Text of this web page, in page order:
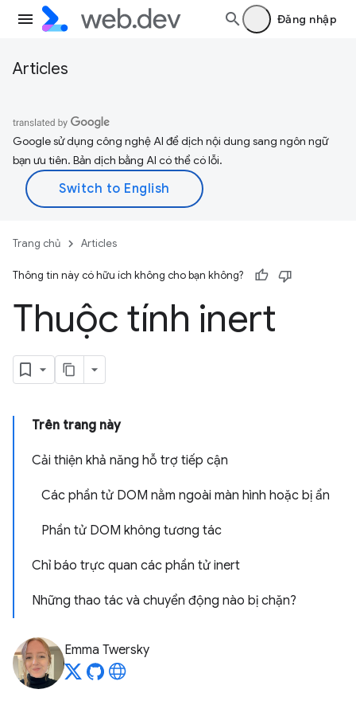
Đăng nhập
Articles
Google sử dụng công nghệ AI để dịch nội dung sang ngôn ngữ
bạn ưu tiên. Bản dịch bằng AI có thể có lỗi.
Trang chủ Articles
Thông tin này có hữu ích không cho bạn không?
Thuộc tính inert
Trên trang này
Cải thiện khả năng hỗ trợ tiếp cận
Các phần tử DOM nằm ngoài màn hình hoặc bị ẩn
Phần tử DOM không tương tác
Chỉ báo trực quan các phần tử inert
Những thao tác và chuyển động nào bị chặn?
Emma Twersky